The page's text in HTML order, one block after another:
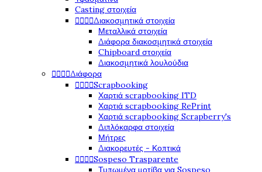
Casting στοιχεία
Διακοσμητικά στοιχεία
Μεταλλικά στοιχεία
Διάφορα διακοσμητικά στοιχεία
Chipboard στοιχεία
Διακοσμητικά λουλούδια
Διάφορα
Scrapbooking
Χαρτιά scrapbooking ITD
Χαρτιά scrapbooking RePrint
Χαρτιά scrapbooking Scrapberry's
Διπλόκαρφα στοιχεία
Μήτρες
Διακορευτές - Κοπτικά
Sospeso Trasparente